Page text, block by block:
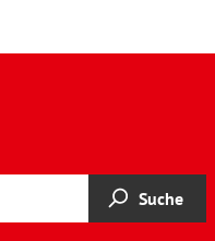
Suche